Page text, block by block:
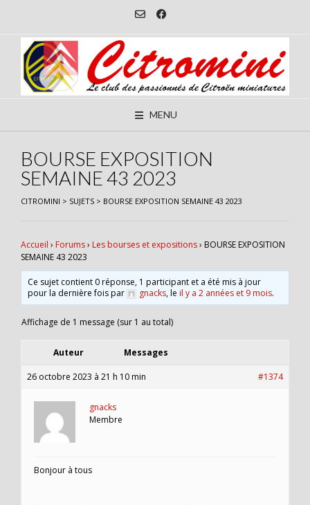
content
MENU
BOURSE EXPOSITION
SEMAINE 43 2023
CITROMINI > SUJETS > BOURSE EXPOSITION SEMAINE 43 2023
Accueil › Forums› Les bourses et expositions› BOURSE EXPOSITION
SEMAINE 43 2023
Ce sujet contient 0 réponse, 1 participant et a été mis à jour
pour la dernière fois par
gnacks, leil y a 2 années et 9 mois.
Affichage de 1 message (sur 1 au total)
Auteur Messages
26 octobre 2023 à 21 h 10 min #1374
gnacks
Membre
Bonjour à tous